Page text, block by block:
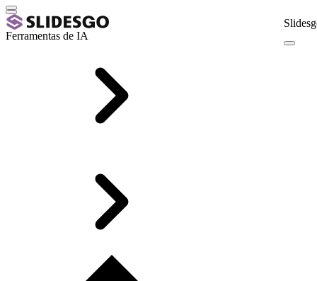
Ferramentas de IA